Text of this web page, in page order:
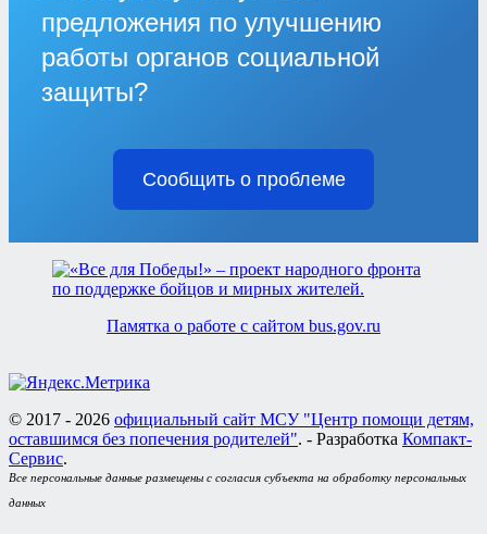
предложения по улучшению
работы органов социальной
защиты?
Сообщить о проблеме
Памятка о работе с сайтом bus.gov.ru
© 2017 - 2026 официальный сайт МСУ "Центр помощи детям,
оставшимся без попечения родителей". - Разработка Компакт-
Сервис.
Все персональные данные размещены с согласия субъекта на обработку персональных
данных